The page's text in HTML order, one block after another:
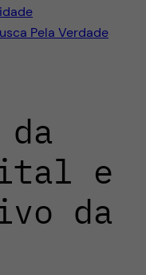
Pela Verdade
e
da